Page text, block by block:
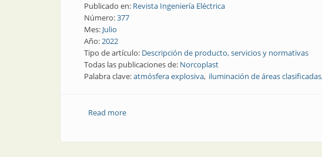
Publicado en: Revista Ingeniería Eléctrica
Número:377
Mes: Julio
Año:2022
Tipo de artículo: Descripción de producto, servicios y normativas
Todas las publicaciones de: Norcoplast
Palabra clave:atmósfera explosiva iluminación de áreas clasificadas
Read moreabout Nueva luz certificada para entornos explosivos